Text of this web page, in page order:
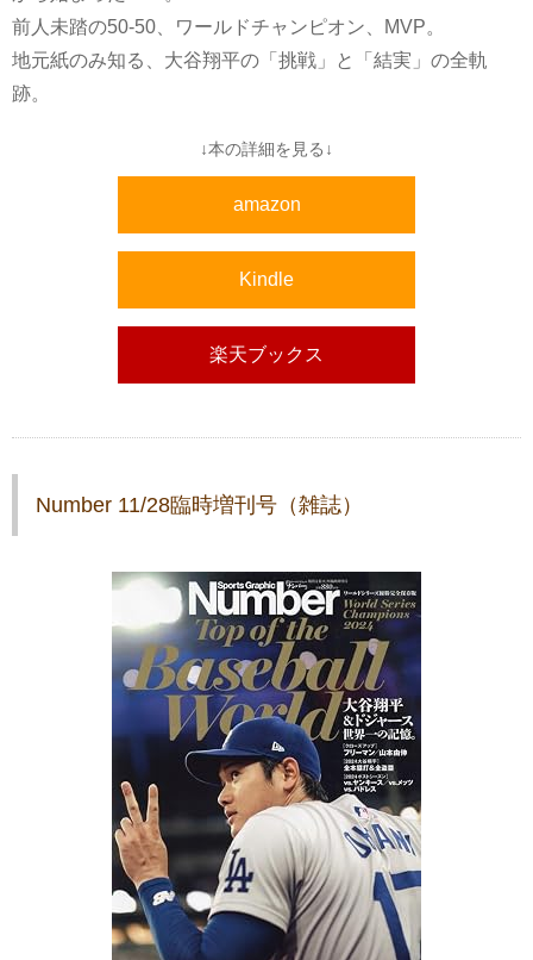
前人未踏の50-50、ワールドチャンピオン、MVP。
地元紙のみ知る、大谷翔平の「挑戦」と「結実」の全軌
跡。
↓本の詳細を見る↓
amazon
Kindle
楽天ブックス
Number 11/28臨時増刊号（雑誌）